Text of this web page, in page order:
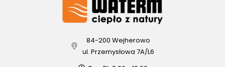
84-200 Wejherowo
ul. Przemysłowa 7A/L6